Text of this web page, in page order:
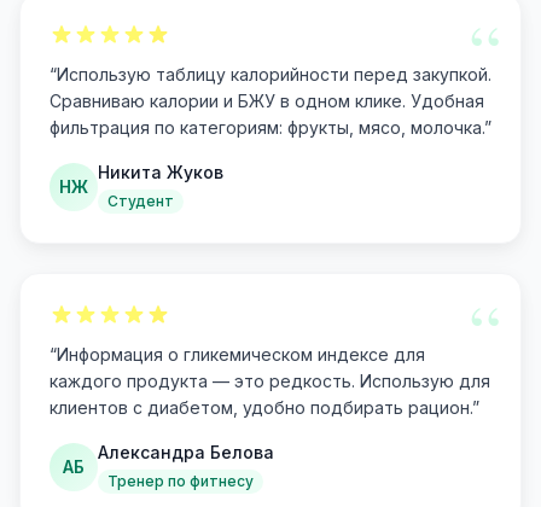
“
“Использую таблицу калорийности перед закупкой.
Сравниваю калории и БЖУ в одном клике. Удобная
фильтрация по категориям: фрукты, мясо, молочка.”
НЖ
Никита Жуков
Студент
“
“Информация о гликемическом индексе для
каждого продукта — это редкость. Использую для
клиентов с диабетом, удобно подбирать рацион.”
АБ
Александра Белова
Тренер по фитнесу